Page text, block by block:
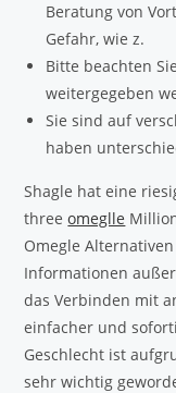
Beratung von
Gefahr, wie z.
Bitte beachten
weitergegeben
Sie sind auf
haben
Shagle hat eine
threeomeglle
Omegle
Informationen
das Verbinden mit
einfacher und
Geschlecht ist
sehr wichtig